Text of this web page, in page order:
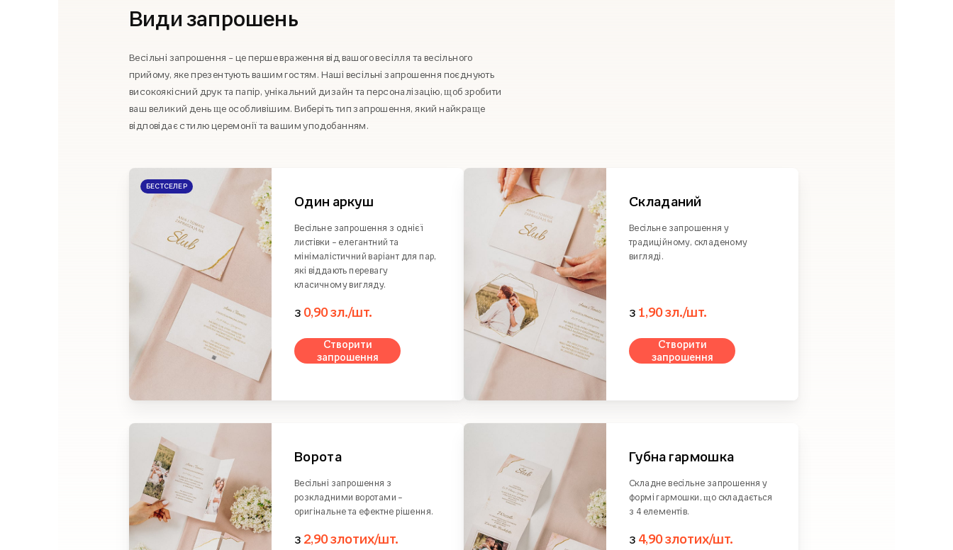
Види запрошень
Весільні запрошення – це перше враження від вашого весілля та весільного
прийому, яке презентують вашим гостям. Наші весільні запрошення поєднують
високоякісний друк та папір, унікальний дизайн та персоналізацію, щоб зробити
ваш великий день ще особливішим. Виберіть тип запрошення, який найкраще
відповідає стилю церемонії та вашим уподобанням.
БЕСТСЕЛЕР
Один аркуш
Весільне запрошення з однієї
листівки – елегантний та
мінімалістичний варіант для пар,
які віддають перевагу
класичному вигляду.
з 0,90 зл./шт.
Створити
запрошення
Складаний
Весільне запрошення у
традиційному, складеному
вигляді.
з 1,90 зл./шт.
Створити
запрошення
Ворота
Весільні запрошення з
розкладними воротами –
оригінальне та ефектне рішення.
з 2,90 злотих/шт.
Губна гармошка
Складне весільне запрошення у
формі гармошки, що складається
з 4 елементів.
з 4,90 злотих/шт.